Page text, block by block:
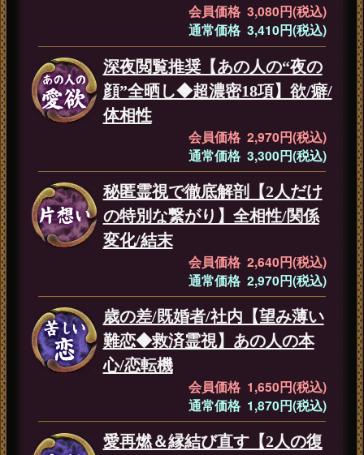
会員価格 3,080円(税込)
通常価格 3,410円(税込)
深夜閲覧推奨【あの人の“夜の
顔”全晒し◆超濃密18項】欲/癖/
体相性
会員価格 2,970円(税込)
通常価格 3,300円(税込)
秘匿霊視で徹底解剖【2人だけ
の特別な繋がり】全相性/関係
変化/結末
会員価格 2,640円(税込)
通常価格 2,970円(税込)
歳の差/既婚者/社内【望み薄い
難恋◆救済霊視】あの人の本
心/恋転機
会員価格 1,650円(税込)
通常価格 1,870円(税込)
愛再燃＆縁結び直す【2人の復